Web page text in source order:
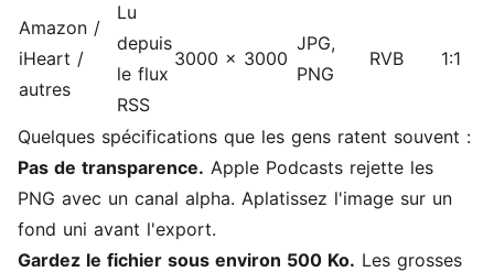
Amazon /
iHeart /
autres
Lu
depuis
le flux
RSS
3000 x 3000
JPG,
PNG
RVB 1:1
Quelques spécifications que les gens ratent souvent :
Pas de transparence. Apple Podcasts rejette les
PNG avec un canal alpha. Aplatissez l'image sur un
fond uni avant l'export.
Gardez le fichier sous environ 500 Ko. Les grosses